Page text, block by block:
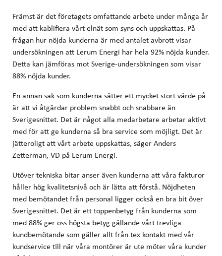
Främst är det företagets omfattande arbete under många år
med att kablifiera vårt elnät som syns och uppskattas. På
frågan hur nöjda kunderna är med antalet avbrott visar
undersökningen att Lerum Energi har hela 92% nöjda kunder.
Detta kan jämföras mot Sverige-undersökningen som visar
88% nöjda kunder.
En annan sak som kunderna sätter ett mycket stort värde på
är att vi åtgärdar problem snabbt och snabbare än
Sverigesnittet. Det är något alla medarbetare arbetar aktivt
med för att ge kunderna så bra service som möjligt. Det är
jätteroligt att vårt arbete uppskattas, säger Anders
Zetterman, VD på Lerum Energi.
Utöver tekniska bitar anser även kunderna att våra fakturor
håller hög kvalitetsnivå och är lätta att förstå. Nöjdheten
med bemötandet från personal ligger också en bra bit över
Sverigesnittet. Det är ett toppenbetyg från kunderna som
med 88% ger oss högsta betyg gällande vårt trevliga
kundbemötande som gäller allt från tex kontakt med vår
kundservice till när våra montörer är ute möter våra kunder